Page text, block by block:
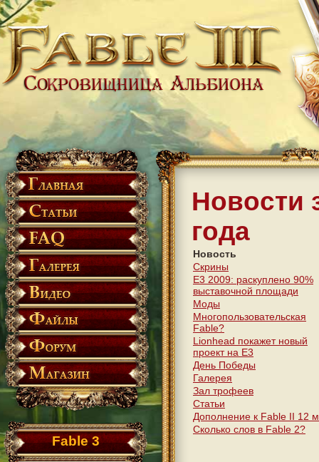
Fable 3
Новости
года
Новость
Скрины
Е3 2009: раскуплено 90%
выставочной площади
Моды
Многопользовательская
Fable?
Lionhead покажет новый
проект на Е3
День Победы
Галерея
Зал трофеев
Статьи
Дополнение к Fable II 12
Сколько слов в Fable 2?